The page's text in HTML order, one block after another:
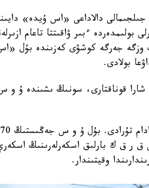
بولىمدەردە ءبىر ۋاقىتتا تاعام
جەرگە كوشۋى كەزىندە بۇل
بولادى.
قوناقتارى، سونىڭ ىشىندە ۇ و س
ق ر ق ك بارلىق اسكەرلەرىنىڭ
وقيتىندار.